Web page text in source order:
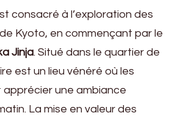
consacré à l’exploration des
de Kyoto, en commençant par le
Jinja. Situé dans le quartier de
est un lieu vénéré où les
apprécier une ambiance
La mise en valeur des